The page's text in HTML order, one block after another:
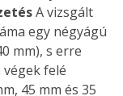
A vizsgált
egy négyágú
mm), s erre
felé
45 mm és 35